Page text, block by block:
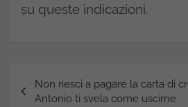
su queste indicazioni.
articoli
Non riesci a pagare la carta di
Antonio ti svela come uscirne